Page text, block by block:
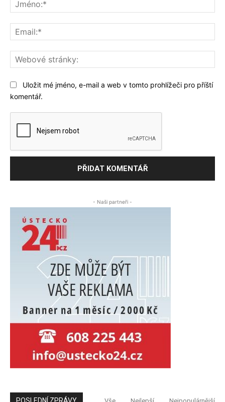
Uložit mé jméno, e-mail a web v tomto prohlížeči pro příští
komentář.
- Naši partneři -
POSLEDNÍ ZPRÁVY